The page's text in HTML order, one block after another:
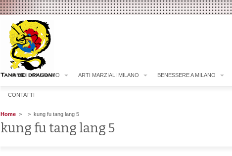
HOME CHI SIAMO ARTI MARZIALI MILANO BENESSERE A MILANO
CONTATTI
Home > > kung fu tang lang 5
kung fu tang lang 5